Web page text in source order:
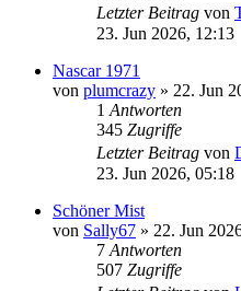
Letzter Beitrag von
23. Jun 2026, 12:13
Nascar 1971
von plumcrazy » 22. Jun
1 Antworten
345 Zugriffe
Letzter Beitrag von
23. Jun 2026, 05:18
Schöner Mist
von Sally67 » 22. Jun
7 Antworten
507 Zugriffe